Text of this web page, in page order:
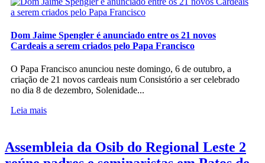
Dom Jaime Spengler é anunciado entre os 21 novos
Cardeais a serem criados pelo Papa Francisco
O Papa Francisco anunciou neste domingo, 6 de outubro, a
criação de 21 novos cardeais num Consistório a ser celebrado
no dia 8 de dezembro, Solenidade...
Leia mais
Assembleia da Osib do Regional Leste 2